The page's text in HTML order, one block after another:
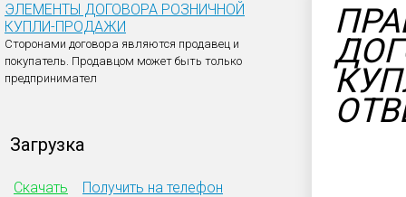
ЭЛЕМЕНТЫ ДОГОВОРА РОЗНИЧНОЙ
КУПЛИ-ПРОДАЖИ
Сторонами договора являются продавец и
покупатель. Продавцом может быть только
предпринимател
Загрузка
Скачать Получить на телефон